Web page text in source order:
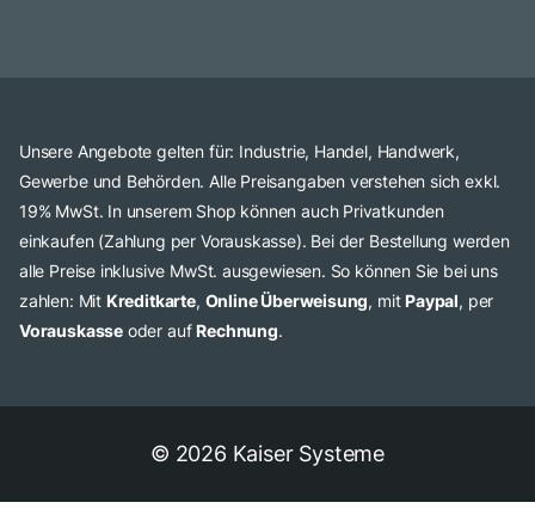
Unsere Angebote gelten für: Industrie, Handel, Handwerk,
Gewerbe und Behörden. Alle Preisangaben verstehen sich exkl.
19% MwSt. In unserem Shop können auch Privatkunden
einkaufen (Zahlung per Vorauskasse). Bei der Bestellung werden
alle Preise inklusive MwSt. ausgewiesen. So können Sie bei uns
zahlen: Mit Kreditkarte, Online Überweisung, mit Paypal, per
Vorauskasse oder auf Rechnung.
© 2026 Kaiser Systeme